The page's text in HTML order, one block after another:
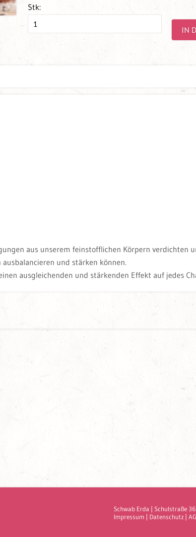
Stk:
IN
aus unserem feinstofflichen Körpern verdichten
und stärken können.
ausgleichenden und stärkenden Effekt auf jedes
Schwab Erda | Schulstraße 36
Impressum | Datenschutz |